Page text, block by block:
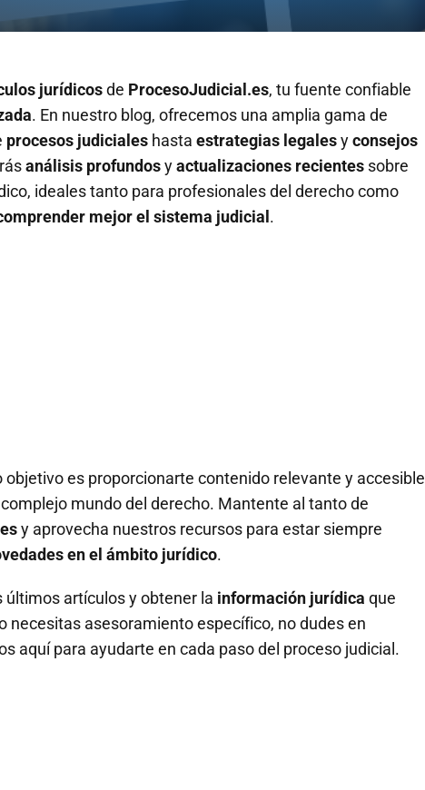
jurídicosde ProcesoJudicial.es, tu fuente confiable
. En nuestro blog, ofrecemos una amplia gama de
procesos judiciales hasta estrategias legalesyconsejos
análisis profundosyactualizaciones recientes sobre
ideales tanto para profesionales del derecho como
mejor el sistema judicial.
objetivo es proporcionarte contenido relevante y accesible
mundo del derecho. Mantente al tanto de
y aprovecha nuestros recursos para estar siempre
en el ámbito jurídico.
últimos artículos y obtener la información jurídica que
necesitas asesoramiento específico, no dudes en
aquí para ayudarte en cada paso del proceso judicial.